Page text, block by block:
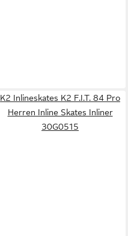
K2 Inlineskates K2 F.I.T. 84 Pro
Herren Inline Skates Inliner
30G0515